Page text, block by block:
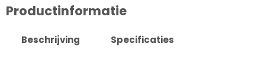
Productinformatie
Beschrijving Specificaties